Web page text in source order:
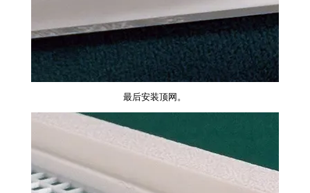
最后安装顶网。